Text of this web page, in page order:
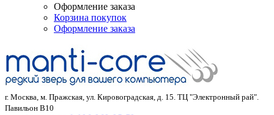
Оформление заказа
Корзина покупок
Оформление заказа
г. Москва, м. Пражская, ул. Кировоградская, д. 15. ТЦ "Электронный рай".
Павильон В10